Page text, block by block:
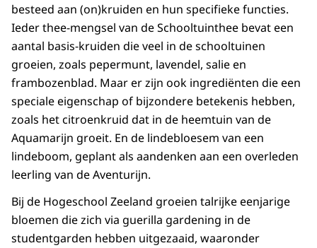
besteed aan (on)kruiden en hun specifieke functies.
Ieder thee-mengsel van de Schooltuinthee bevat een
aantal basis-kruiden die veel in de schooltuinen
groeien, zoals pepermunt, lavendel, salie en
frambozenblad. Maar er zijn ook ingrediënten die een
speciale eigenschap of bijzondere betekenis hebben,
zoals het citroenkruid dat in de heemtuin van de
Aquamarijn groeit. En de lindebloesem van een
lindeboom, geplant als aandenken aan een overleden
leerling van de Aventurijn.
Bij de Hogeschool Zeeland groeien talrijke eenjarige
bloemen die zich via guerilla gardening in de
studentgarden hebben uitgezaaid, waaronder